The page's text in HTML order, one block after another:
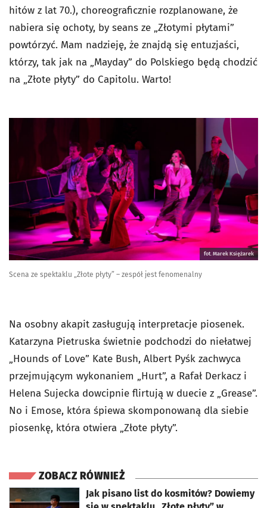
hitów z lat 70.), choreograficznie rozplanowane, że
nabiera się ochoty, by seans ze „Złotymi płytami”
powtórzyć. Mam nadzieję, że znajdą się entuzjaści,
którzy, tak jak na „Mayday” do Polskiego będą chodzić
na „Złote płyty” do Capitolu. Warto!
fot. Marek Księżarek
Scena ze spektaklu „Złote płyty” – zespół jest fenomenalny
Na osobny akapit zasługują interpretacje piosenek.
Katarzyna Pietruska świetnie podchodzi do niełatwej
„Hounds of Love” Kate Bush, Albert Pyśk zachwyca
przejmującym wykonaniem „Hurt”, a Rafał Derkacz i
Helena Sujecka dowcipnie flirtują w duecie z „Grease”.
No i Emose, która śpiewa skomponowaną dla siebie
piosenkę, która otwiera „Złote płyty”.
ZOBACZ RÓWNIEŻ
Jak pisano list do kosmitów? Dowiemy
otworzy się w nowej karcie